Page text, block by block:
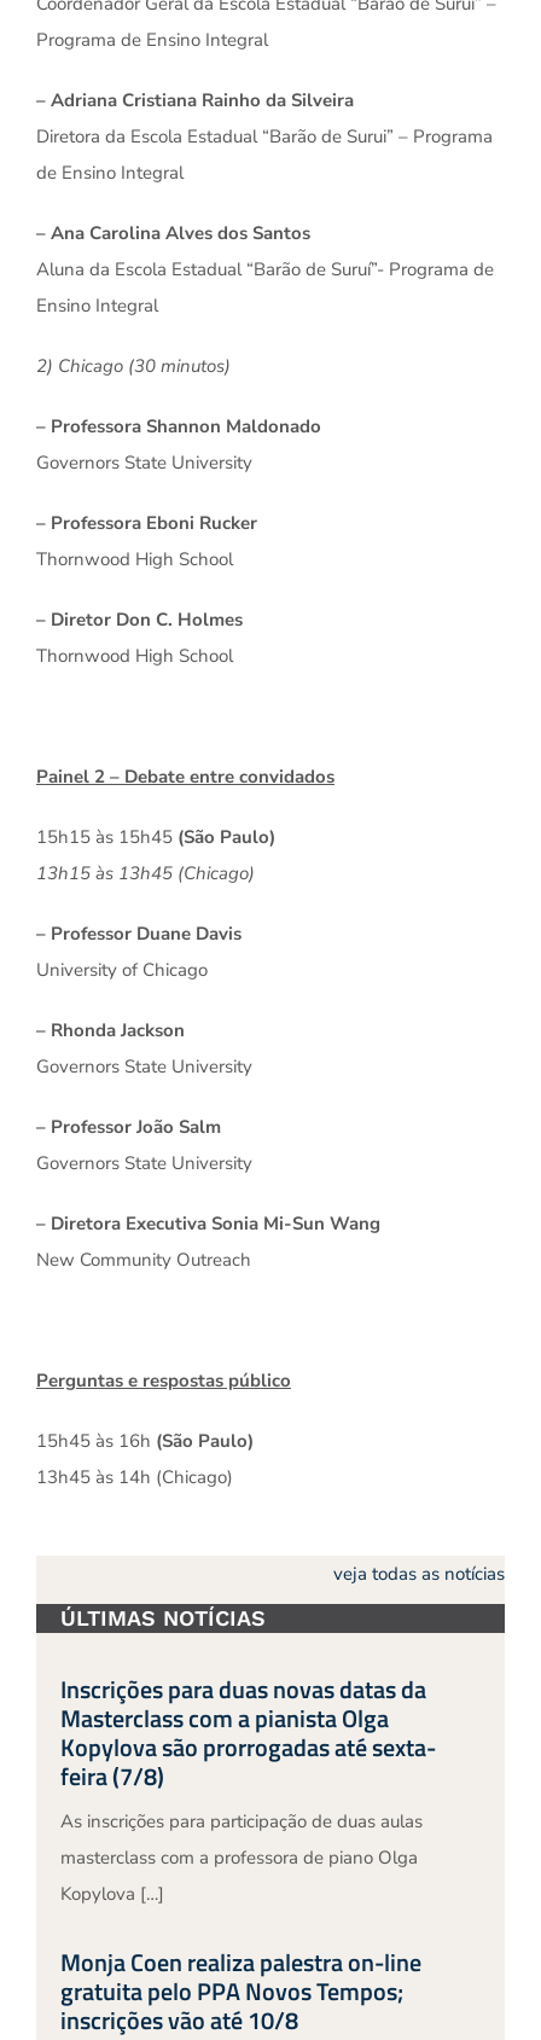
Programa de Ensino Integral
– Adriana Cristiana Rainho da Silveira
Diretora da Escola Estadual “Barão de Surui” – Programa
de Ensino Integral
– Ana Carolina Alves dos Santos
Aluna da Escola Estadual “Barão de Suruí”- Programa de
Ensino Integral
2) Chicago (30 minutos)
– Professora Shannon Maldonado
Governors State University
– Professora Eboni Rucker
Thornwood High School
– Diretor Don C. Holmes
Thornwood High School
Painel 2 – Debate entre convidados
15h15 às 15h45 (São Paulo)
13h15 às 13h45 (Chicago)
– Professor Duane Davis
University of Chicago
– Rhonda Jackson
Governors State University
– Professor João Salm
Governors State University
– Diretora Executiva Sonia Mi-Sun Wang
New Community Outreach
Perguntas e respostas público
15h45 às 16h (São Paulo)
13h45 às 14h (Chicago)
veja todas as notícias
ÚLTIMAS NOTÍCIAS
Inscrições para duas novas datas da
Masterclass com a pianista Olga
Kopylova são prorrogadas até sexta-
feira (7/8)
As inscrições para participação de duas aulas
masterclass com a professora de piano Olga
Kopylova […]
Monja Coen realiza palestra on-line
gratuita pelo PPA Novos Tempos;
inscrições vão até 10/8